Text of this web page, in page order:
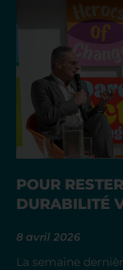
POUR
DURABILITÉ
8 avril 2026
La semaine